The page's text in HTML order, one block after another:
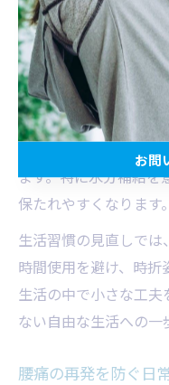
持に役立ちます。歩行
担が少なく、継続しや
また、食事や睡眠など
影響します。栄養バラ
をとることで、身体
ます。特に水分補給を
保たれやすくなります。
生活習慣の見直しで
時間使用を避け、時折
生活の中で小さな工
ない自由な生活への一
腰痛の再発を防ぐ日
お問
お問